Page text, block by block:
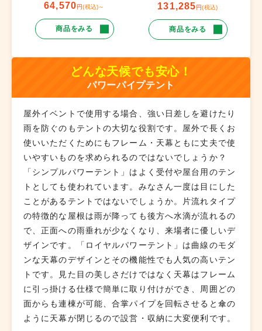
64,570円(税込)～
商品をみる
131,285円(税込)
商品をみる
どんな天候でも安心！
パワーパイプテント
屋外イベントで使用する場合、強い日差しを避けたり
雨を防ぐのもテントの大切な役割です。屋外で長くお
使いいただくためにもフレーム・天幕ともに丈夫で使
いやすいものを求められるのではないでしょうか？
「シンプルパワーテント」はよく受付や屋台用のテン
トとしても使われています。みなさん一度は目にした
ことがあるテントではないでしょうか。片流れタイプ
の特徴的な屋根は雨が降っても後方へ水滴が流れるの
で、正面への雨垂れが少なくなり、来場者に優しいデ
ザインです。「ロイヤルパワーテント」は曲線のモダ
ンな天幕のデザインとその機能性でも人気の高いテン
トです。見た目の美しさだけではなく天幕はフレーム
に引っ掛ける仕様で簡単に取り付けができ、周囲どの
面からも連棟が可能、合掌パイプを回転させると傘の
ように天幕が閉じるので設営・収納に大変便利です。